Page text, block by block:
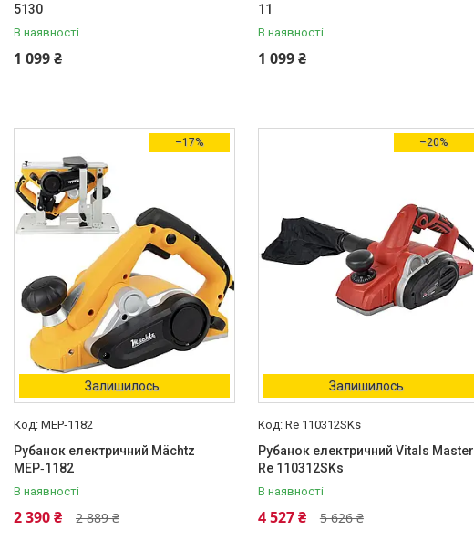
5130
В наявності
1 099 ₴
11
В наявності
1 099 ₴
–17%
Залишилось
MEP‑1182
Рубанок електричний Mächtz
MEP‑1182
В наявності
2 889 ₴
2 390 ₴
–20%
Залишилось
Re 110312SKs
Рубанок електричний Vitals Master
Re 110312SKs
В наявності
5 626 ₴
4 527 ₴